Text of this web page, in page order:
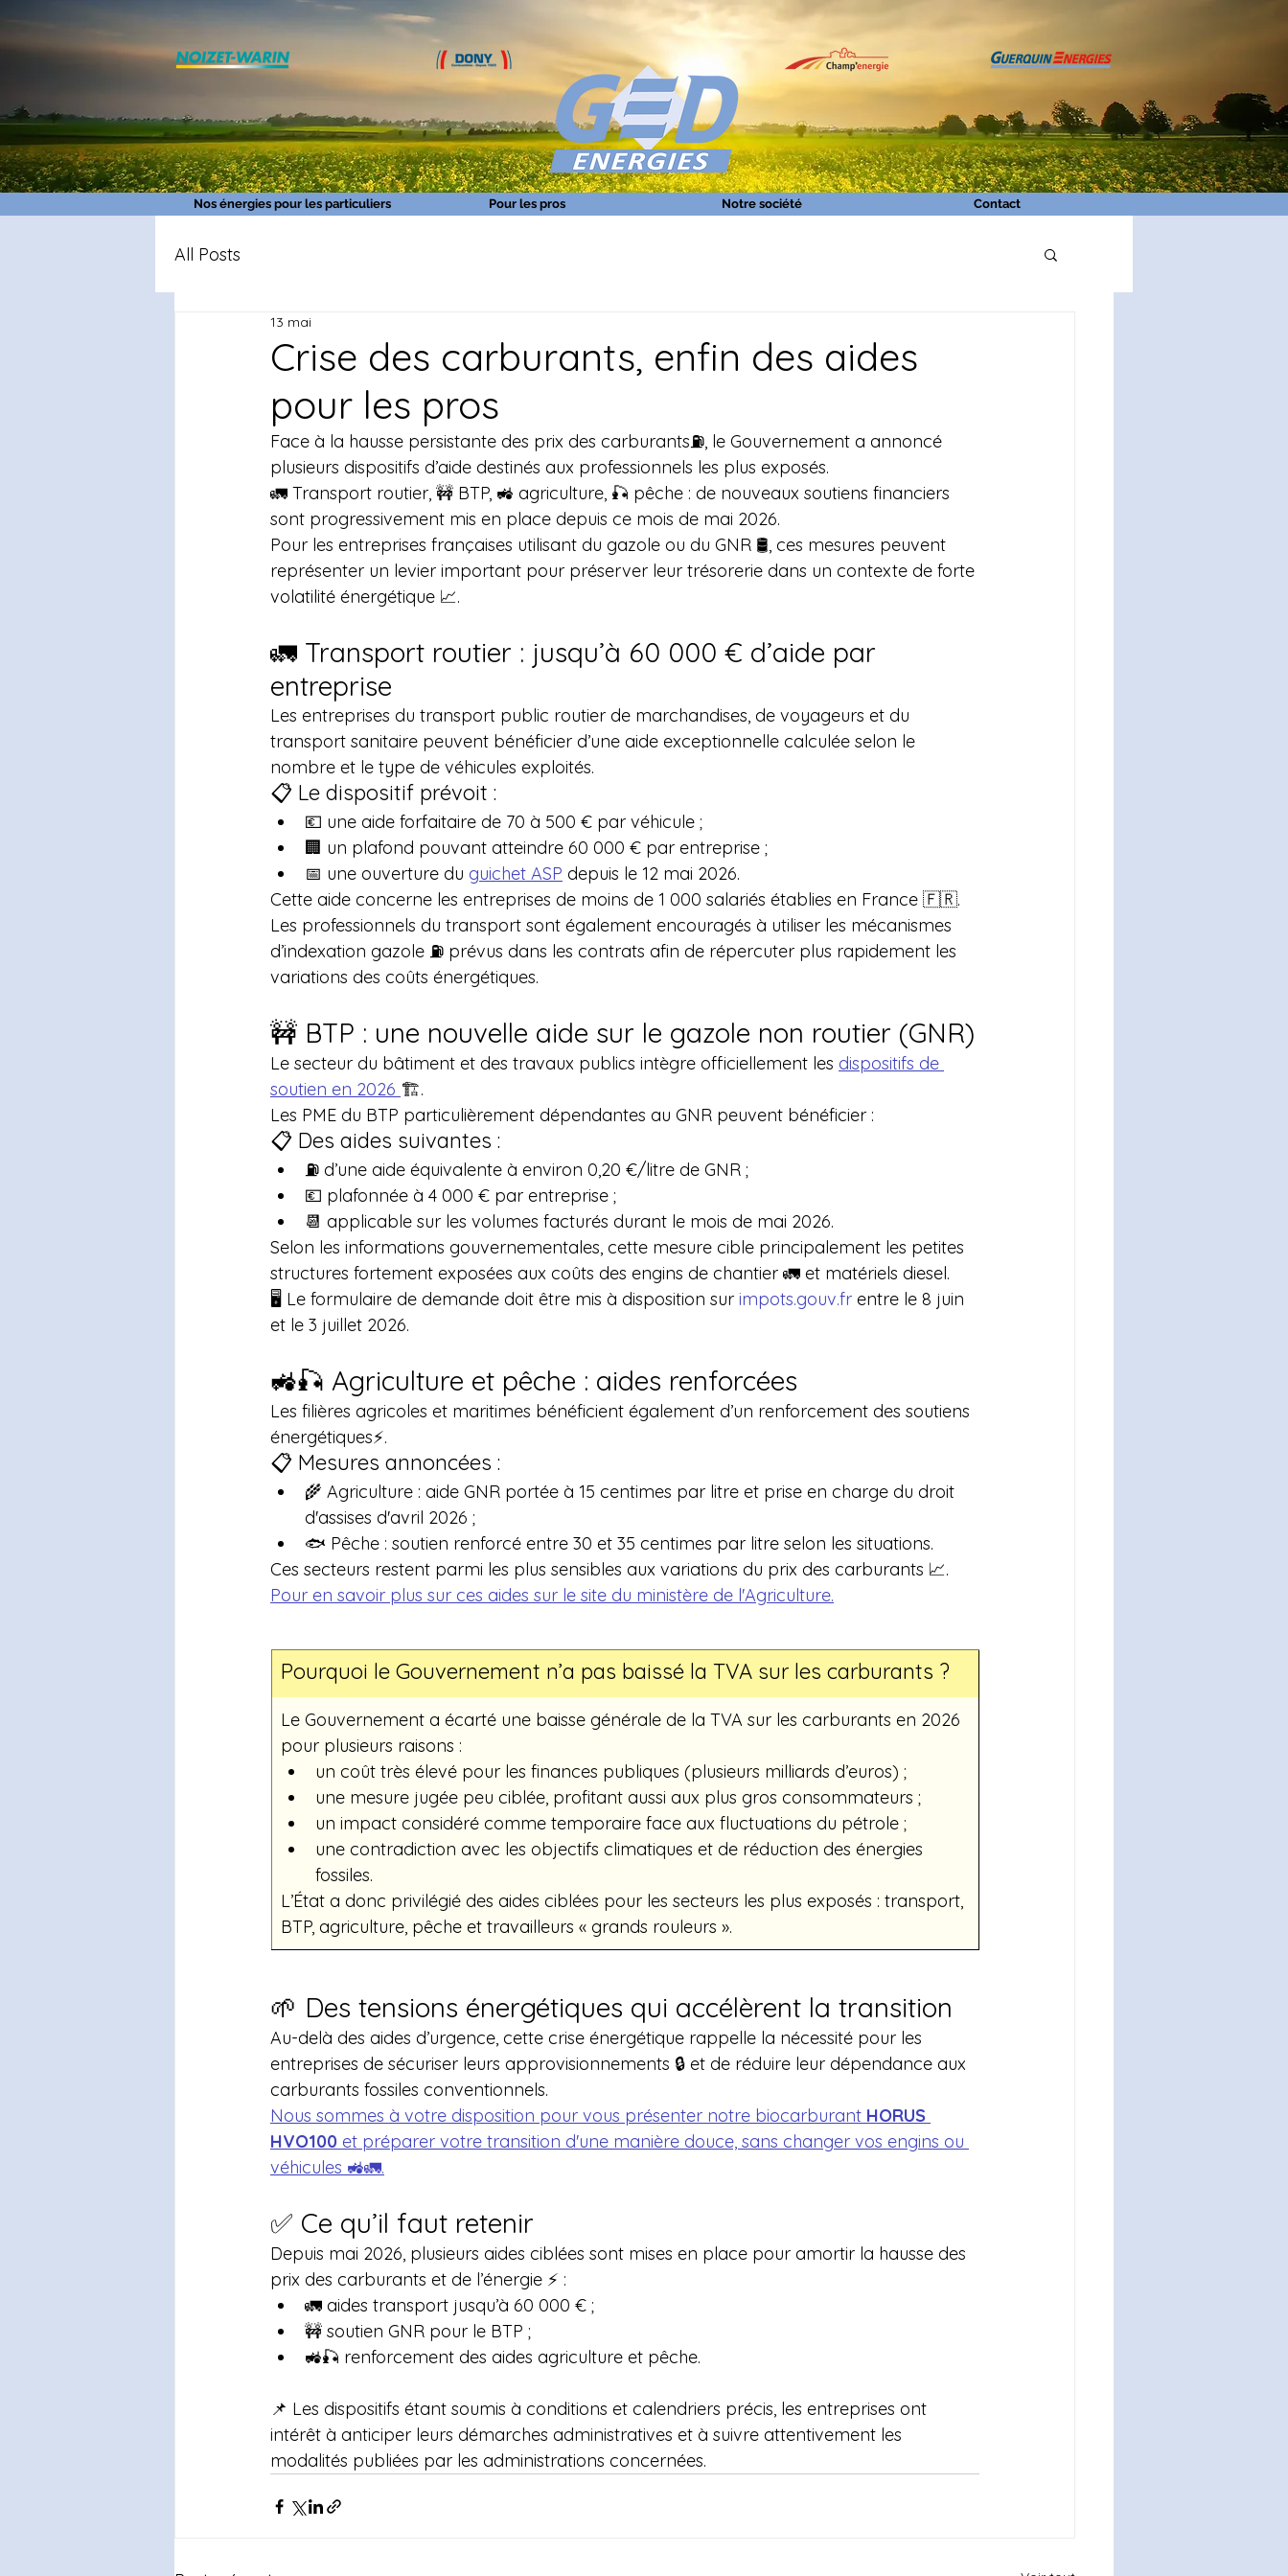
Nos énergies pour les particuliers Pour les pros Notre société Contact
All Posts
Crise des carburants, enfin des aides
pour les pros
13 mai
Face à la hausse persistante des prix des carburants⛽, le Gouvernement a annoncé
plusieurs dispositifs d’aide destinés aux professionnels les plus exposés.
🚛 Transport routier, 🚧 BTP, 🚜 agriculture, 🎣 pêche : de nouveaux soutiens financiers
sont progressivement mis en place depuis ce mois de mai 2026.
Pour les entreprises françaises utilisant du gazole ou du GNR 🛢️, ces mesures peuvent
représenter un levier important pour préserver leur trésorerie dans un contexte de forte
volatilité énergétique 📈.
🚛 Transport routier : jusqu’à 60 000 € d’aide par
entreprise
Les entreprises du transport public routier de marchandises, de voyageurs et du
transport sanitaire peuvent bénéficier d’une aide exceptionnelle calculée selon le
nombre et le type de véhicules exploités.
📋 Le dispositif prévoit :
💶 une aide forfaitaire de 70 à 500 € par véhicule ;
🏢 un plafond pouvant atteindre 60 000 € par entreprise ;
📅 une ouverture du guichet ASP depuis le 12 mai 2026.
Cette aide concerne les entreprises de moins de 1 000 salariés établies en France 🇫🇷.
Les professionnels du transport sont également encouragés à utiliser les mécanismes
d’indexation gazole ⛽ prévus dans les contrats afin de répercuter plus rapidement les
variations des coûts énergétiques.
🚧 BTP : une nouvelle aide sur le gazole non routier (GNR)
Le secteur du bâtiment et des travaux publics intègre officiellement les dispositifs de
soutien en 2026 🏗️.
Les PME du BTP particulièrement dépendantes au GNR peuvent bénéficier :
📋 Des aides suivantes :
⛽ d’une aide équivalente à environ 0,20 €/litre de GNR ;
💶 plafonnée à 4 000 € par entreprise ;
📆 applicable sur les volumes facturés durant le mois de mai 2026.
Selon les informations gouvernementales, cette mesure cible principalement les petites
structures fortement exposées aux coûts des engins de chantier 🚛 et matériels diesel.
🖥️ Le formulaire de demande doit être mis à disposition sur impots.gouv.fr entre le 8 juin
et le 3 juillet 2026.
🚜🎣 Agriculture et pêche : aides renforcées
Les filières agricoles et maritimes bénéficient également d’un renforcement des soutiens
énergétiques⚡.
📋 Mesures annoncées :
🌾 Agriculture : aide GNR portée à 15 centimes par litre et prise en charge du droit
d'assises d'avril 2026 ;
🐟 Pêche : soutien renforcé entre 30 et 35 centimes par litre selon les situations.
Ces secteurs restent parmi les plus sensibles aux variations du prix des carburants 📈.
Pour en savoir plus sur ces aides sur le site du ministère de l'Agriculture.
Pourquoi le Gouvernement n’a pas baissé la TVA sur les carburants ?
Le Gouvernement a écarté une baisse générale de la TVA sur les carburants en 2026
pour plusieurs raisons :
un coût très élevé pour les finances publiques (plusieurs milliards d’euros) ;
une mesure jugée peu ciblée, profitant aussi aux plus gros consommateurs ;
un impact considéré comme temporaire face aux fluctuations du pétrole ;
une contradiction avec les objectifs climatiques et de réduction des énergies
fossiles.
L’État a donc privilégié des aides ciblées pour les secteurs les plus exposés : transport,
BTP, agriculture, pêche et travailleurs « grands rouleurs ».
🌱 Des tensions énergétiques qui accélèrent la transition
Au-delà des aides d’urgence, cette crise énergétique rappelle la nécessité pour les
entreprises de sécuriser leurs approvisionnements 🔒 et de réduire leur dépendance aux
carburants fossiles conventionnels.
Nous sommes à votre disposition pour vous présenter notre biocarburant HORUS
HVO100 et préparer votre transition d'une manière douce, sans changer vos engins ou
véhicules 🚜🚛.
✅ Ce qu’il faut retenir
Depuis mai 2026, plusieurs aides ciblées sont mises en place pour amortir la hausse des
prix des carburants et de l’énergie ⚡ :
🚛 aides transport jusqu’à 60 000 € ;
🚧 soutien GNR pour le BTP ;
🚜🎣 renforcement des aides agriculture et pêche.
📌 Les dispositifs étant soumis à conditions et calendriers précis, les entreprises ont
intérêt à anticiper leurs démarches administratives et à suivre attentivement les
modalités publiées par les administrations concernées.